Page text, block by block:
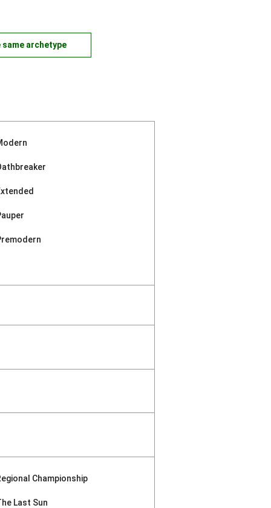
archetype
Championship
Last Sun